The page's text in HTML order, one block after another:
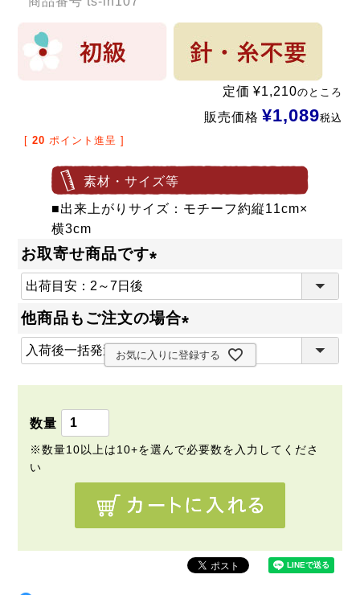
定価 ¥1,210のところ
販売価格 ¥1,089税込
[ 20 ポイント進呈 ]
素材・サイズ等
■出来上がりサイズ：モチーフ約縦11cm×
横3cm
お取寄せ商品です
必
)
他商品もご注文の場合
(
必
お気に入りに登録する